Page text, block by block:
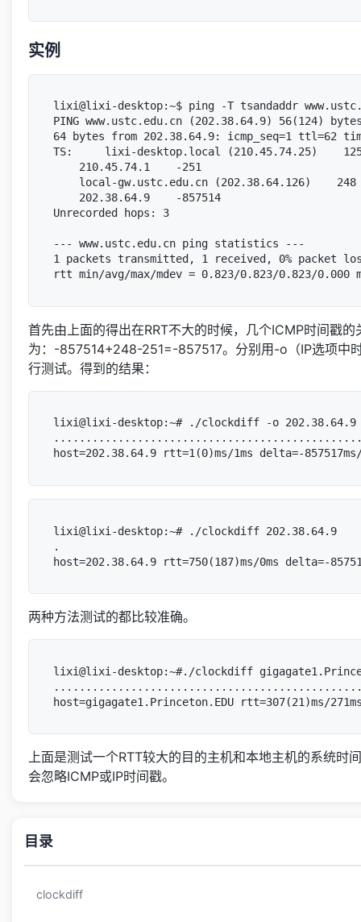
目录
clockdiff
实例
lixi@lixi-desktop:~$ ping -T tsandaddr
PING www.ustc.edu.cn (202.38.64.9) 56(124)
64 bytes from 202.38.64.9: icmp_seq=1 ttl=62
TS:     lixi-desktop.local (210.45.74.25)
    210.45.74.1    -251
    local-gw.ustc.edu.cn (202.38.64.126)    248
    202.38.64.9    -857514
Unrecorded hops: 3
--- www.ustc.edu.cn ping statistics ---
1 packets transmitted, 1 received, 0% packet
首先由上面的得出在RRT不大的时候，几个ICMP时间戳
为：-857514+248-251=-857517。分别用-o（IP选项中
行测试。得到的结果：
lixi@lixi-desktop:~# ./clockdiff -o
lixi@lixi-desktop:~# ./clockdiff 202.38.64.9
.
两种方法测试的都比较准确。
lixi@lixi-desktop:~#./clockdiff
上面是测试一个RTT较大的目的主机和本地主机的系统
会忽略ICMP或IP时间戳。